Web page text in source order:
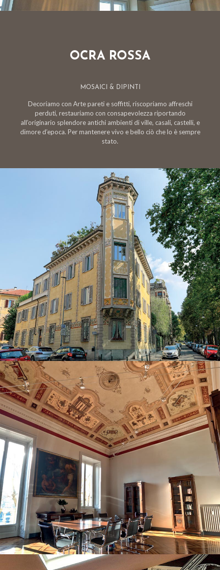
OCRA ROSSA
MOSAICI & DIPINTI
Decoriamo con Arte pareti e soffitti, riscopriamo affreschi
perduti, restauriamo con consapevolezza riportando
all’originario splendore antichi ambienti di ville, casali, castelli, e
dimore d’epoca. Per mantenere vivo e bello ciò che lo è sempre
stato.
Decori Liberty
Restauro soffitto Torino